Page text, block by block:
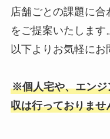
店舗ごとの課題に
をご提案いたします。
以下よりお気軽にお
※個人宅や、エンジ
収は行っておりませ